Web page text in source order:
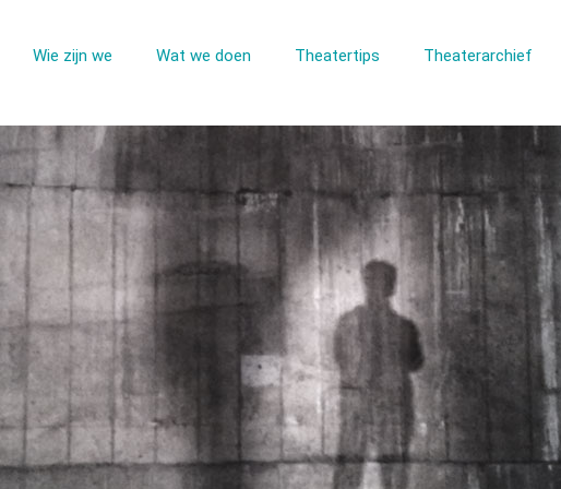
Wie zijn we Wat we doen Theatertips Theaterarchief